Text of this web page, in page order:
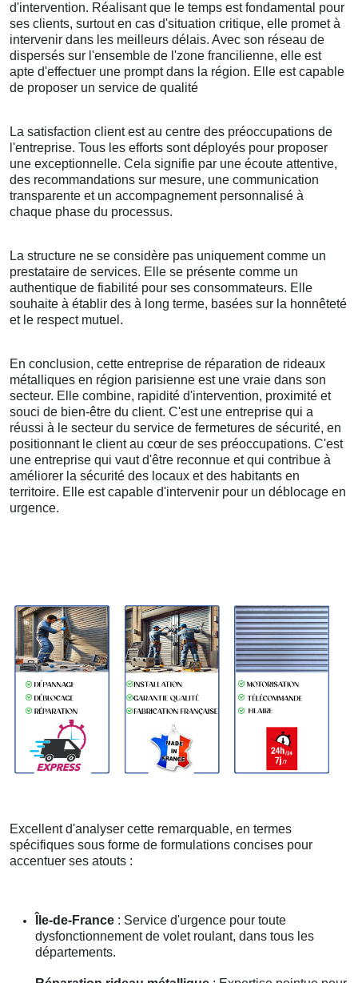
d'intervention. Réalisant que le temps est fondamental pour
ses clients, surtout en cas d'situation critique, elle promet à
intervenir dans les meilleurs délais. Avec son réseau de
dispersés sur l'ensemble de l'zone francilienne, elle est
apte d'effectuer une prompt dans la région. Elle est capable
de proposer un service de qualité
La satisfaction client est au centre des préoccupations de
l'entreprise. Tous les efforts sont déployés pour proposer
une exceptionnelle. Cela signifie par une écoute attentive,
des recommandations sur mesure, une communication
transparente et un accompagnement personnalisé à
chaque phase du processus.
La structure ne se considère pas uniquement comme un
prestataire de services. Elle se présente comme un
authentique de fiabilité pour ses consommateurs. Elle
souhaite à établir des à long terme, basées sur la honnêteté
et le respect mutuel.
En conclusion, cette entreprise de réparation de rideaux
métalliques en région parisienne est une vraie dans son
secteur. Elle combine, rapidité d'intervention, proximité et
souci de bien-être du client. C'est une entreprise qui a
réussi à le secteur du service de fermetures de sécurité, en
positionnant le client au cœur de ses préoccupations. C'est
une entreprise qui vaut d'être reconnue et qui contribue à
améliorer la sécurité des locaux et des habitants en
territoire. Elle est capable d'intervenir pour un déblocage en
urgence.
Excellent d'analyser cette remarquable, en termes
spécifiques sous forme de formulations concises pour
accentuer ses atouts :
Île-de-France : Service d'urgence pour toute
dysfonctionnement de volet roulant, dans tous les
départements.